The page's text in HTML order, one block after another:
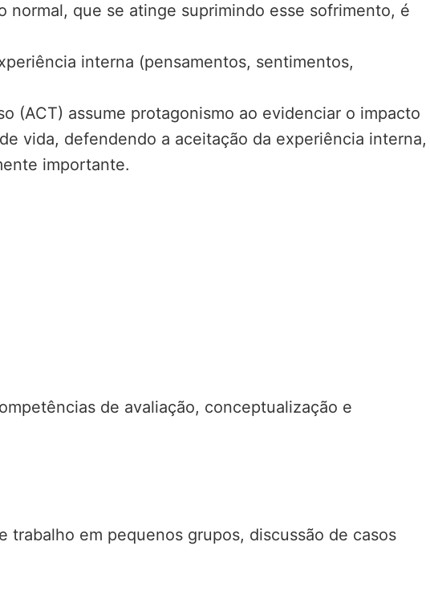
que se atinge suprimindo esse sofrimento, é
interna (pensamentos, sentimentos,
(ACT) assume protagonismo ao evidenciar o impacto
vida, defendendo a aceitação da experiência interna,
importante.
de avaliação, conceptualização e
em pequenos grupos, discussão de casos